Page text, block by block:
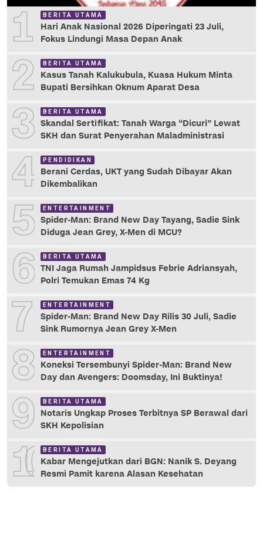
1 BERITA UTAMA
Hari Anak Nasional 2026 Diperingati 23 Juli,
Fokus Lindungi Masa Depan Anak
2 BERITA UTAMA
Kasus Tanah Kalukubula, Kuasa Hukum Minta
Bupati Bersihkan Oknum Aparat Desa
3 BERITA UTAMA
Skandal Sertifikat: Tanah Warga “Dicuri” Lewat
SKH dan Surat Penyerahan Maladministrasi
4 PENDIDIKAN
Berani Cerdas, UKT yang Sudah Dibayar Akan
Dikembalikan
5 ENTERTAINMENT
Spider-Man: Brand New Day Tayang, Sadie Sink
Diduga Jean Grey, X-Men di MCU?
6 BERITA UTAMA
TNI Jaga Rumah Jampidsus Febrie Adriansyah,
Polri Temukan Emas 74 Kg
7 ENTERTAINMENT
Spider-Man: Brand New Day Rilis 30 Juli, Sadie
Sink Rumornya Jean Grey X-Men
8 ENTERTAINMENT
Koneksi Tersembunyi Spider-Man: Brand New
Day dan Avengers: Doomsday, Ini Buktinya!
9 BERITA UTAMA
Notaris Ungkap Proses Terbitnya SP Berawal dari
SKH Kepolisian
10 BERITA UTAMA
Kabar Mengejutkan dari BGN: Nanik S. Deyang
Resmi Pamit karena Alasan Kesehatan